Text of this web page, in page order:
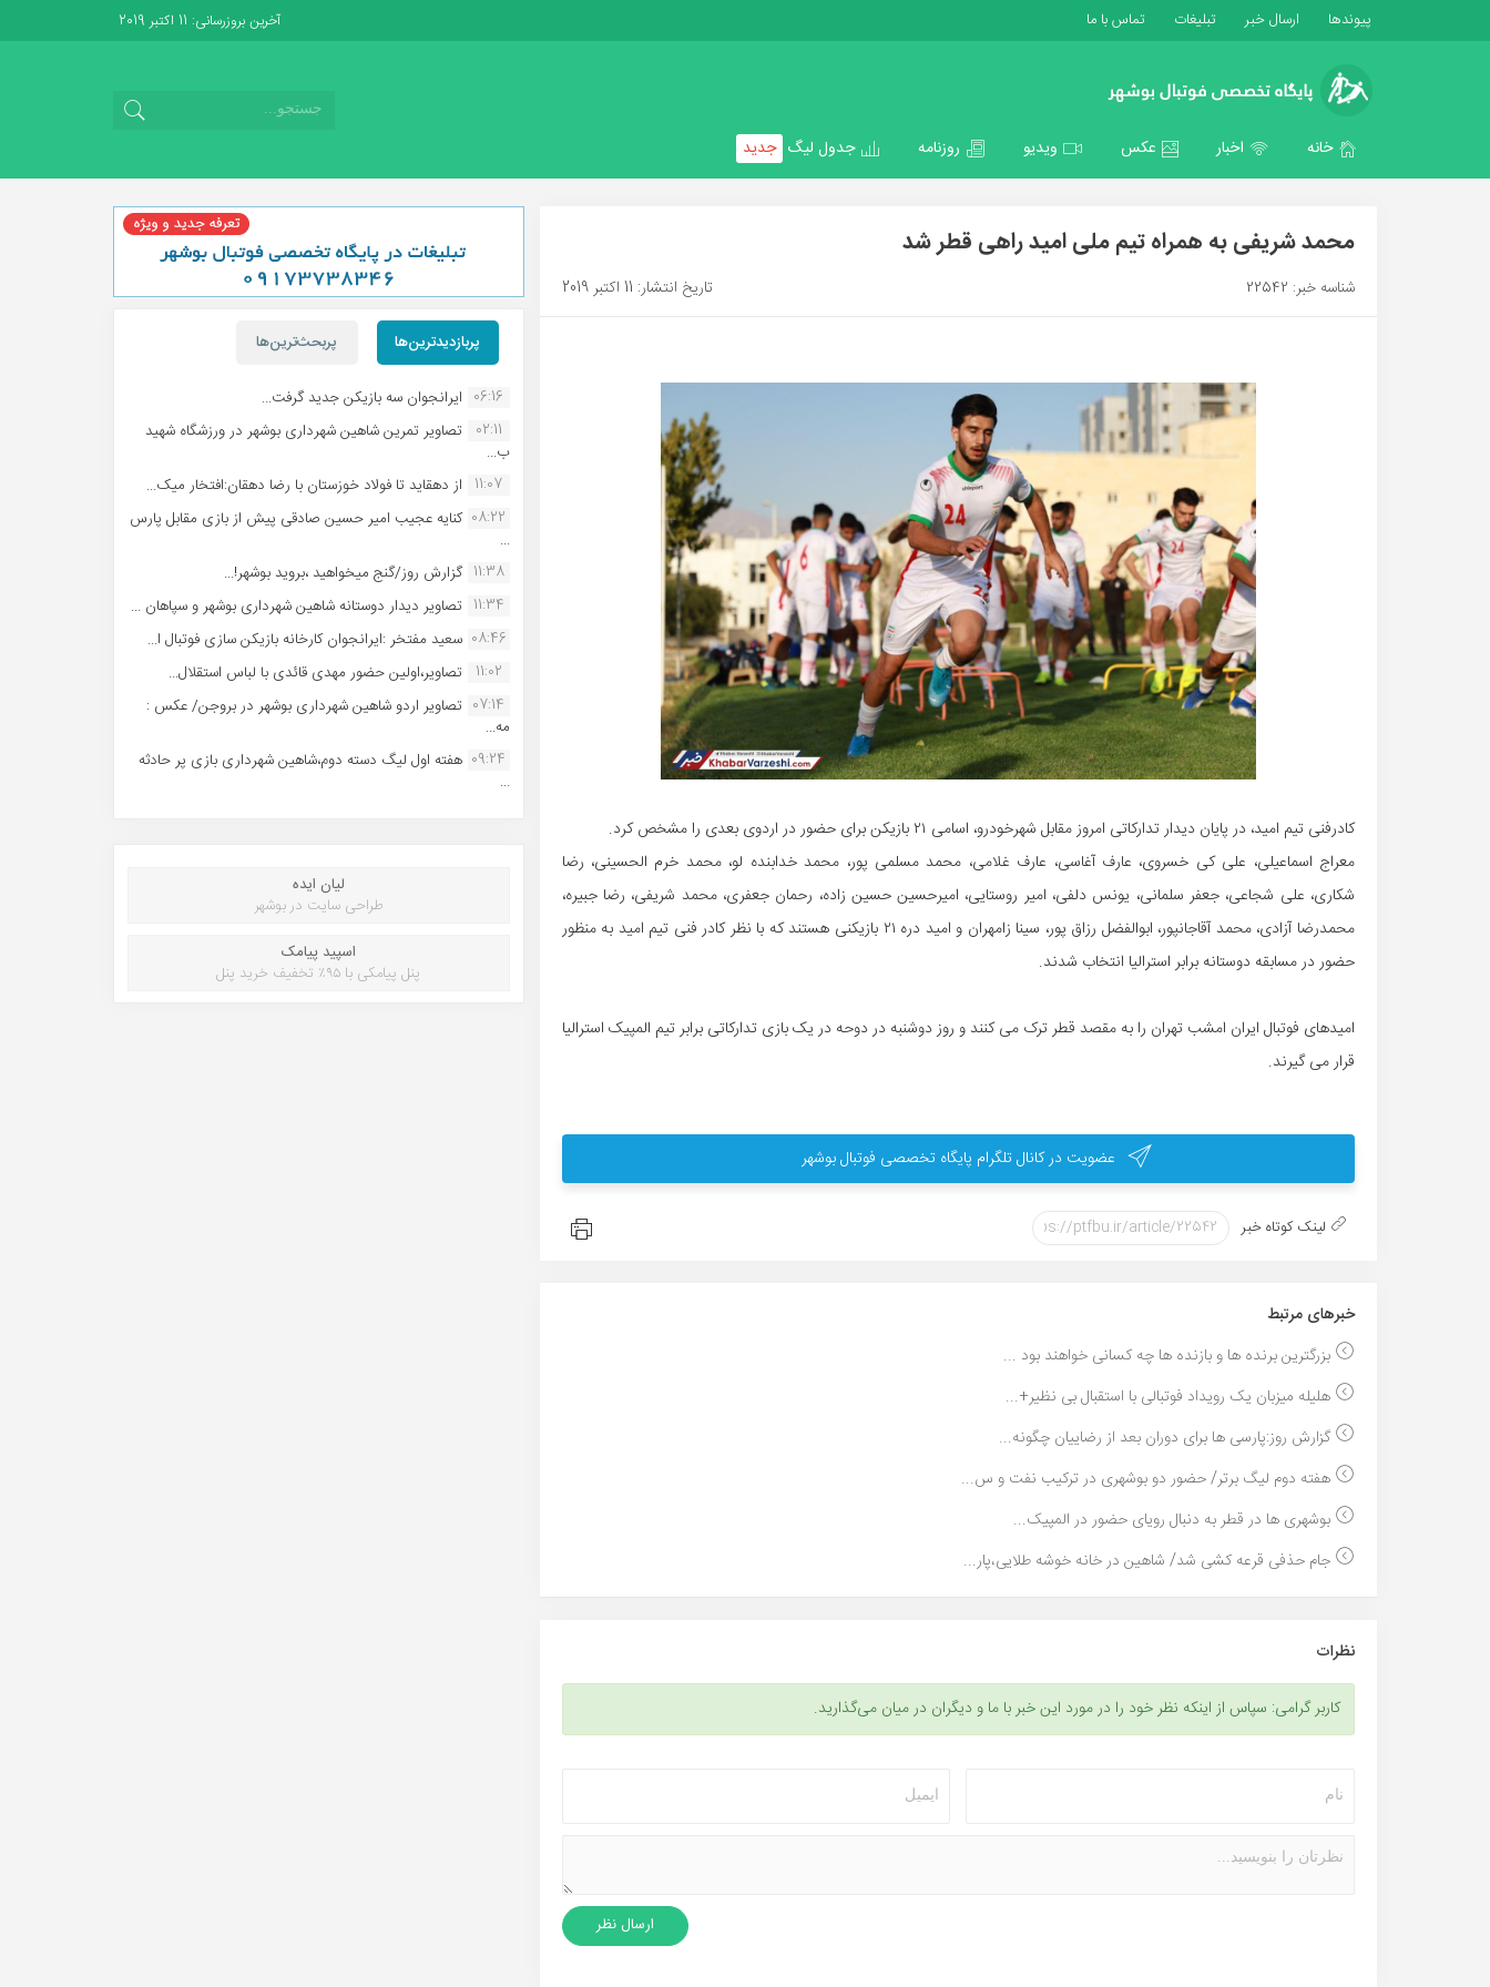
پیوندها ارسال خبر تبلیغات تماس با ما آخرین بروزرسانی: 11 اکتبر 2019
خانه اخبار عکس ویدیو روزنامه جدول لیگ جدید
محمد شریفی به همراه تیم ملی امید راهی قطر شد
شناسه خبر: 22542 تاریخ انتشار: 11 اکتبر 2019
کادرفنی تیم امید، در پایان دیدار تدارکاتی امروز مقابل شهرخودرو، اسامی ۲۱ بازیکن برای حضور در اردوی بعدی را مشخص کرد.
معراج اسماعیلى، على کى خسروى، عارف آغاسى، عارف غلامى، محمد مسلمى پور، محمد خدابنده لو، محمد خرم الحسینى، رضا
شکارى، على شجاعى، جعفر سلمانى، یونس دلفى، امیر روستایى، امیرحسین حسین زاده، رحمان جعفرى، محمد شریفى، رضا جبیره،
محمدرضا آزادى، محمد آقاجانپور، ابوالفضل رزاق پور، سینا زامهران و امید دره ٢١ بازیکنى هستند که با نظر کادر فنى تیم امید به منظور
حضور در مسابقه دوستانه برابر استرالیا انتخاب شدند.
امیدهاى فوتبال ایران امشب تهران را به مقصد قطر ترک مى کنند و روز دوشنبه در دوحه در یک بازى تدارکاتى برابر تیم المپیک استرالیا
قرار مى گیرند.
عضویت در کانال تلگرام پایگاه تخصصی فوتبال بوشهر
لینک کوتاه خبر
خبر‌های مرتبط
بزرگترین برنده ها و بازنده ها چه کسانی خواهند بود ...
هلیله میزبان یک رویداد فوتبالی با استقبال بی نظیر+...
گزارش روز:پارسی ها برای دوران بعد از رضاییان چگونه...
هفته دوم لیگ برتر/ حضور دو بوشهری در ترکیب نفت و س...
بوشهری ها در قطر به دنبال رویای حضور در المپیک...
جام حذفی قرعه کشی شد/ شاهین در خانه خوشه طلایی،پار...
نظرات
کاربر گرامی: سپاس از اینکه نظر خود را در مورد این خبر با ما و دیگران در میان می‌گذارید.
پربازدیدترین‌ها پربحث‌ترین‌ها
06:16 ایرانجوان سه بازیکن جدید گرفت...
02:11
تصاویر تمرین شاهین شهردارى بوشهر در ورزشگاه شهید
ب...
11:07 از دهقاید تا فولاد خوزستان با رضا دهقان:افتخار میک...
08:22 کنایه عجیب امیر حسین صادقی پیش از بازی مقابل پارس
...
11:38 گزارش روز/گنج میخواهید ،بروید بوشهر!...
11:34 تصاویر دیدار دوستانه شاهین شهردارى بوشهر و سپاهان ...
08:46 سعید مفتخر :ایرانجوان کارخانه بازیکن سازی فوتبال ا...
11:02
تصاویر،اولین حضور مهدی قائدی با لباس استقلال...
07:14 تصاویر اردو شاهین شهرداری بوشهر در بروجن/ عکس :
مه...
09:24 هفته اول لیگ دسته دوم،شاهین شهرداری بازی پر حادثه
...
لیان ایده
طراحی سایت در بوشهر
اسپید پیامک
پنل پیامکی با ۹۵٪ تخفیف خرید پنل